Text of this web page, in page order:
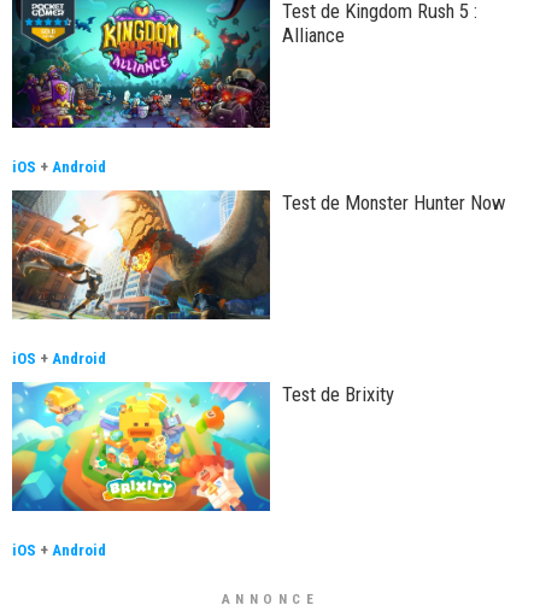
Test de Kingdom Rush 5 :
Alliance
iOS + Android
Test de Monster Hunter Now
iOS + Android
Test de Brixity
iOS + Android
ANNONCE